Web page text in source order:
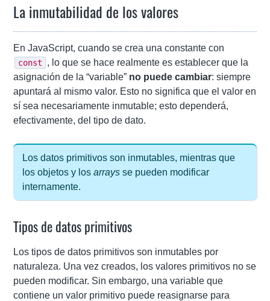
La inmutabilidad de los valores
En JavaScript, cuando se crea una constante con
const
, lo que se hace realmente es establecer que la
asignación de la “variable” no puede cambiar: siempre
apuntará al mismo valor. Esto no significa que el valor en
sí sea necesariamente inmutable; esto dependerá,
efectivamente, del tipo de dato.
Los datos primitivos son inmutables, mientras que
los objetos y losarrays se pueden modificar
internamente.
Tipos de datos primitivos
Los tipos de datos primitivos son inmutables por
naturaleza. Una vez creados, los valores primitivos no se
pueden modificar. Sin embargo, una variable que
contiene un valor primitivo puede reasignarse para